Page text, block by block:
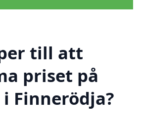
till att
priset på
Finnerödja?